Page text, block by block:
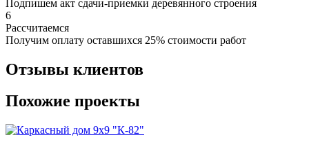
Подпишем акт сдачи-приемки деревянного строения
6
Рассчитаемся
Получим оплату оставшихся 25% стоимости работ
Отзывы клиентов
Похожие проекты